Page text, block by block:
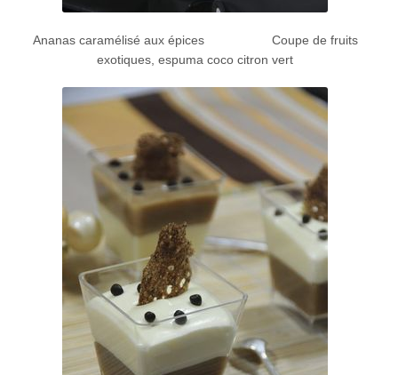
Ananas caramélisé aux épices Coupe de fruits
exotiques, espuma coco citron vert